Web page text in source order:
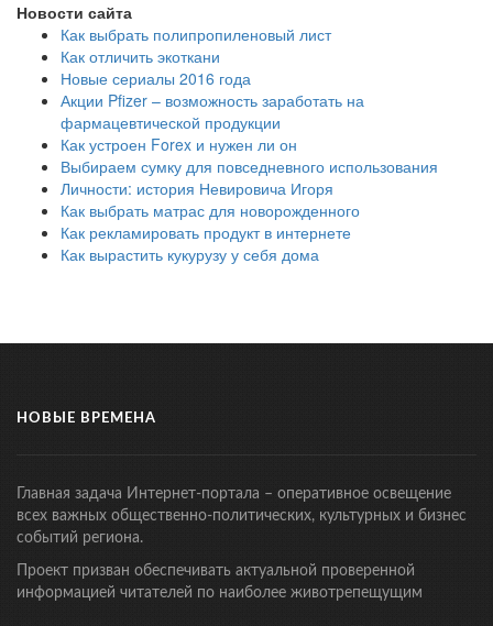
Новости сайта
Как выбрать полипропиленовый лист
Как отличить экоткани
Новые сериалы 2016 года
Акции Pfizer – возможность заработать на
фармацевтической продукции
Как устроен Forex и нужен ли он
Выбираем сумку для повседневного использования
Личности: история Невировича Игоря
Как выбрать матрас для новорожденного
Как рекламировать продукт в интернете
Как вырастить кукурузу у себя дома
НОВЫЕ ВРЕМЕНА
Главная задача Интернет-портала – оперативное освещение
всех важных общественно-политических, культурных и бизнес
событий региона.
Проект призван обеспечивать актуальной проверенной
информацией читателей по наиболее животрепещущим